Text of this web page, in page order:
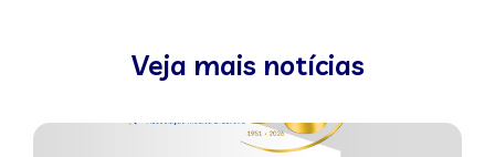
Veja mais notícias